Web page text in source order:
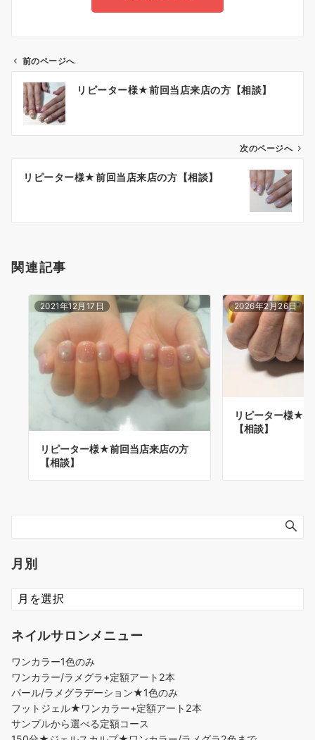
前のページへ
リピーター様★前回当店来店の方【相談】
次のページへ
リピーター様★前回当店来店の方【相談】
関連記事
2021年12月17日
リピーター様★前回当店来店の方
【相談】
2026年2月26日
リピーター様★
【相談】
月別
ネイルサロンメニュー
ワンカラー1色のみ
ワンカラー/ラメグラ+定額アート2本
パール/ラメグラデーション★1色のみ
フットジェル★ワンカラー+定額アート2本
サンプルから選べる定額コース